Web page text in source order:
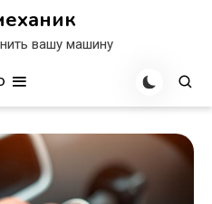
вашу машину